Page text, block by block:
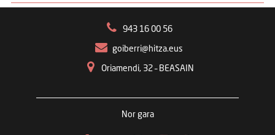
943 16 00 56
goiberri@hitza.eus
Oriamendi, 32 – BEASAIN
Nor gara